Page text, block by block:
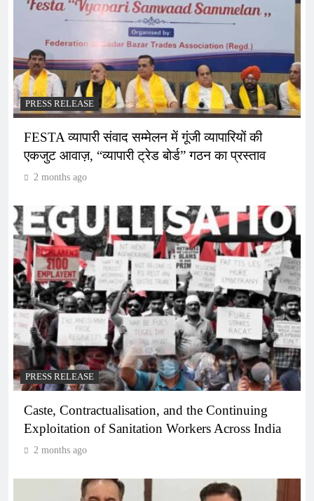
PRESS RELEASE
FESTA व्यापारी संवाद सम्मेलन में गूंजी व्यापारियों की
एकजुट आवाज़, “व्यापारी ट्रेड बोर्ड” गठन का प्रस्ताव
2 months ago
PRESS RELEASE
Caste, Contractualisation, and the Continuing
Exploitation of Sanitation Workers Across India
2 months ago